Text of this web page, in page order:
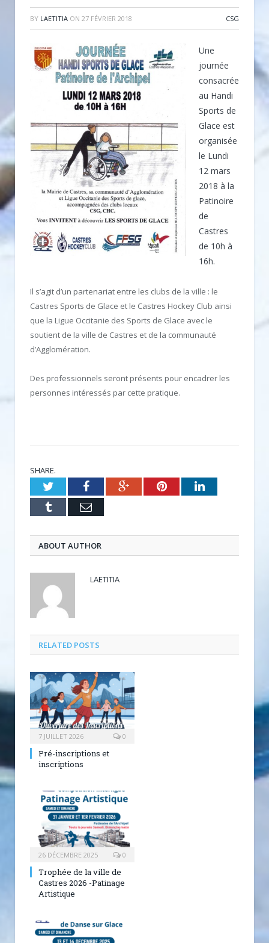
BY LAETITIA ON 27 FÉVRIER 2018 CSG
Une
journée
consacrée
au Handi
Sports de
Glace est
organisée
le Lundi
12 mars
2018 à la
Patinoire
de
Castres
de 10h à
16h.
Il s’agit d’un partenariat entre les clubs de la ville : le
Castres Sports de Glace et le Castres Hockey Club ainsi
que la Ligue Occitanie des Sports de Glace avec le
soutient de la ville de Castres et de la communauté
d’Agglomération.
Des professionnels seront présents pour encadrer les
personnes intéressés par cette pratique.
SHARE.
TwitterFacebookGoogle+PinterestLinkedIn
Tumblr Email
ABOUT AUTHOR
LAETITIA
RELATED POSTS
7 JUILLET 2026 0
Pré-inscriptions et
inscriptions
26 DÉCEMBRE 2025 0
Trophée de la ville de
Castres 2026 -Patinage
Artistique